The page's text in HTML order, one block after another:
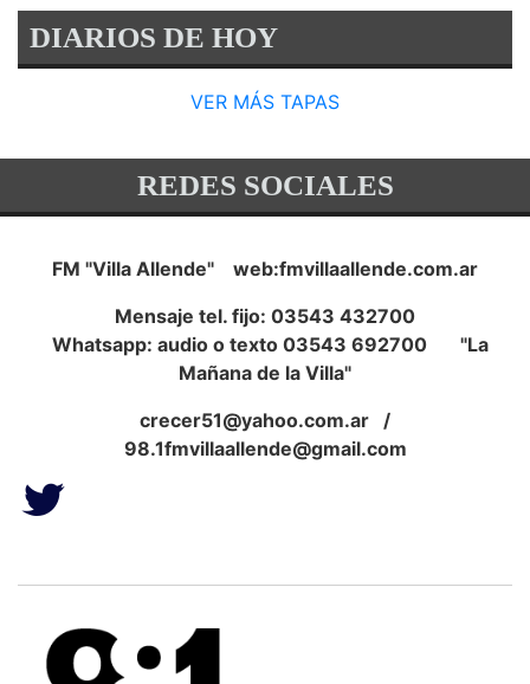
DIARIOS DE HOY
VER MÁS TAPAS
REDES SOCIALES
FM "Villa Allende" web:fmvillaallende.com.ar
Mensaje tel. fijo: 03543 432700
Whatsapp: audio o texto 03543 692700 "La
Mañana de la Villa"
crecer51@yahoo.com.ar /
98.1fmvillaallende@gmail.com